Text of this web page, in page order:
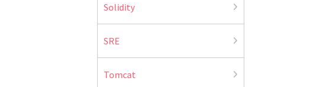
Solidity
SRE
Tomcat